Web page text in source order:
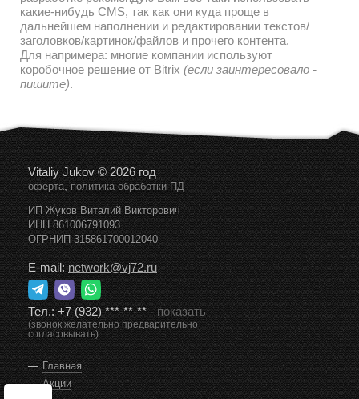
какие-нибудь CMS, так как они куда проще в
дальнейшем наполнении и редактировании текстов/
заголовков/картинок/файлов и прочего контента.
Для напримера: многие компании используют
коробочное решение от Bitrix (если заинтересовало -
пишите).
Vitaliy Jukov © 2026 год
оферта,политика обработки ПД
ИП Жуков Виталий Викторович
ИНН 861006791093
ОГРНИП 315861700012040
E-mail:network@vj72.ru
Тел.:+7 (932) ***-**-**-показать
(звонок желательно предварительно
согласовывать)
Главная
Акции